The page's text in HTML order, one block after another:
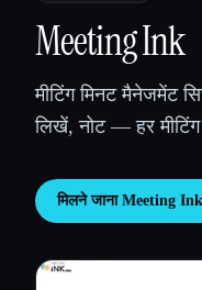
💻
🎓विद्यार्थी
Meeting Ink
मीटिंग मिनट मैनेजमेंट
लिखें, नोट — हर
मिलने जाना Meeting Ink